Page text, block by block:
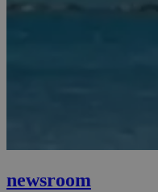
newsroom